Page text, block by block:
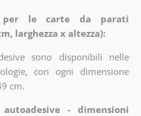
per le carte da parati
larghezza x altezza):
sono disponibili nelle
con ogni dimensione
cm.
- dimensioni